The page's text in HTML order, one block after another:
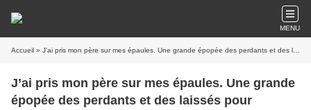
MENU
Accueil » J’ai pris mon père sur mes épaules. Une grande épopée des perdants et des laissés pour compte.
J’ai pris mon père sur mes épaules. Une grande
épopée des perdants et des laissés pour